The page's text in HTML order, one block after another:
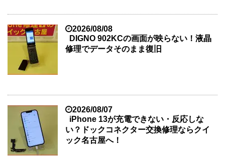
2026/08/08
DIGNO 902KCの画面が映らない！液晶
修理でデータそのまま復旧
2026/08/07
iPhone 13が充電できない・反応しな
い？ドックコネクター交換修理ならクイ
ック名古屋へ！